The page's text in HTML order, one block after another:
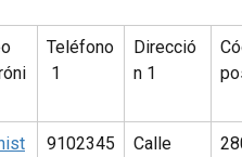
Teléfono
1
Direcció
n 1
9102345 Calle